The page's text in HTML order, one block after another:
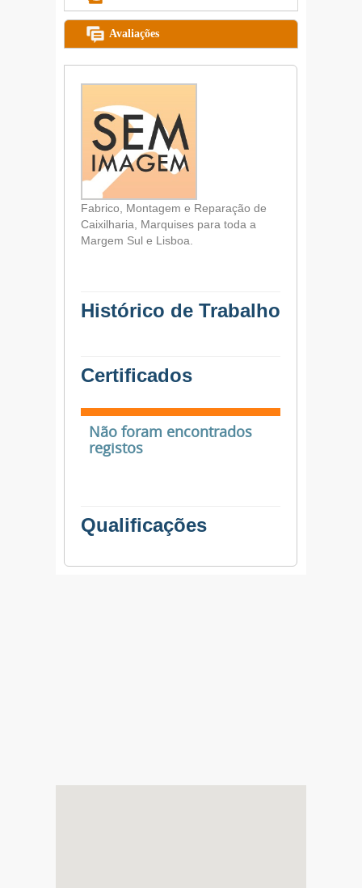
Avaliações
Fabrico, Montagem e Reparação de
Caixilharia, Marquises para toda a
Margem Sul e Lisboa.
Histórico de Trabalho
Certificados
Não foram encontrados
registos
Qualificações